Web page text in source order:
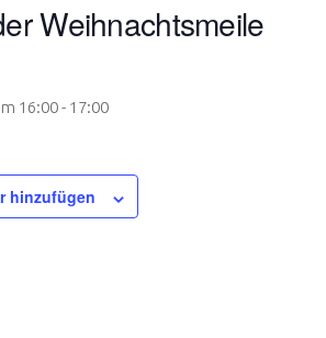
Weihnachtsmeile
16:00- 17:00
hinzufügen